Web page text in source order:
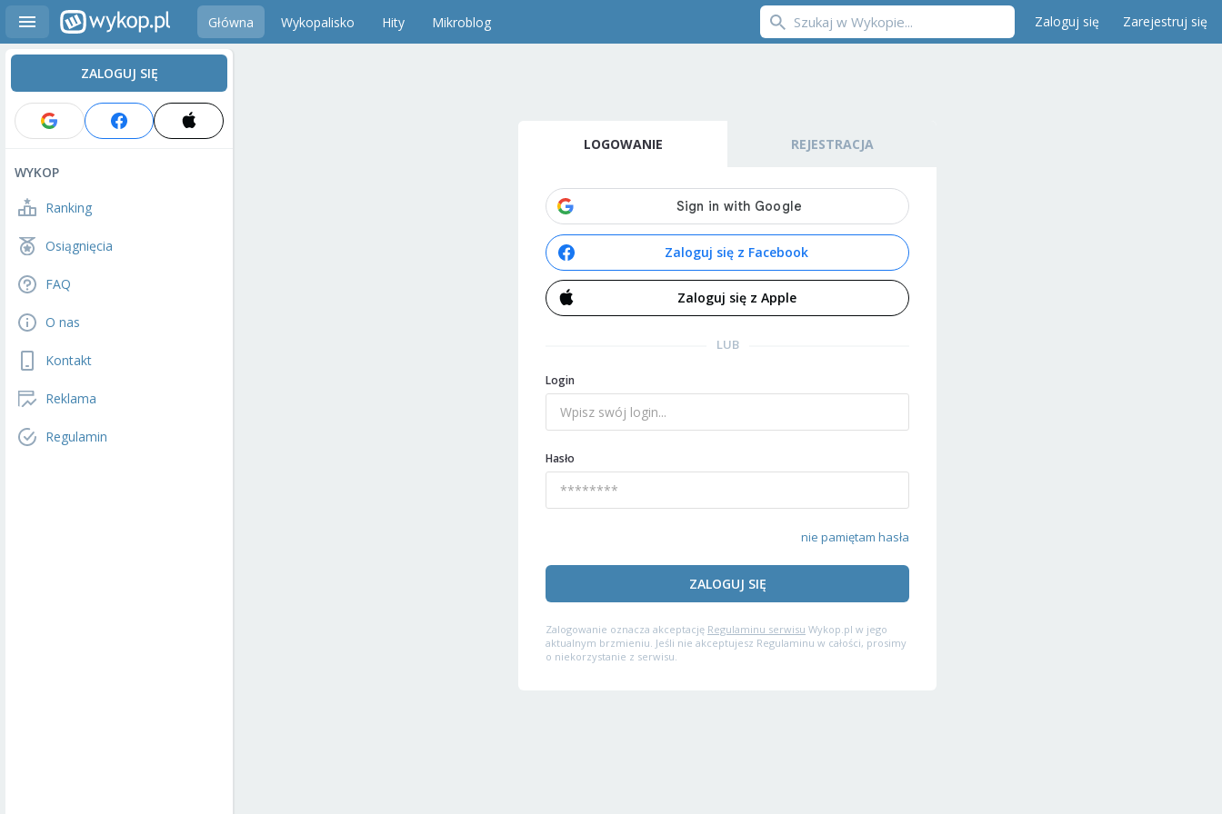
Główna Wykopalisko Hity Mikroblog Zaloguj się Zarejestruj się
ZALOGUJ SIĘ
WYKOP
Ranking
Osiągnięcia
FAQ
O nas
Kontakt
Reklama
Regulamin
LOGOWANIE REJESTRACJA
Zaloguj się z Facebook
Zaloguj się z Apple
LUB
Login
Hasło
nie pamiętam hasła
ZALOGUJ SIĘ
Zalogowanie oznacza akceptację Regulaminu serwisu Wykop.pl w jego
aktualnym brzmieniu. Jeśli nie akceptujesz Regulaminu w całości, prosimy
o niekorzystanie z serwisu.